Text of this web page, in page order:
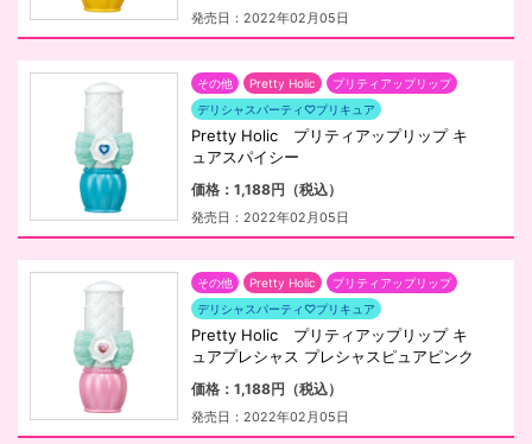
発売日：2022年02月05日
その他 Pretty Holic
プリティアップリップ
デリシャスパーティ♡プリキュア
Pretty Holic プリティアップリップ キ
ュアスパイシー
価格：1,188円（税込）
発売日：2022年02月05日
その他 Pretty Holic
プリティアップリップ
デリシャスパーティ♡プリキュア
Pretty Holic プリティアップリップ キ
ュアプレシャス プレシャスピュアピンク
価格：1,188円（税込）
発売日：2022年02月05日